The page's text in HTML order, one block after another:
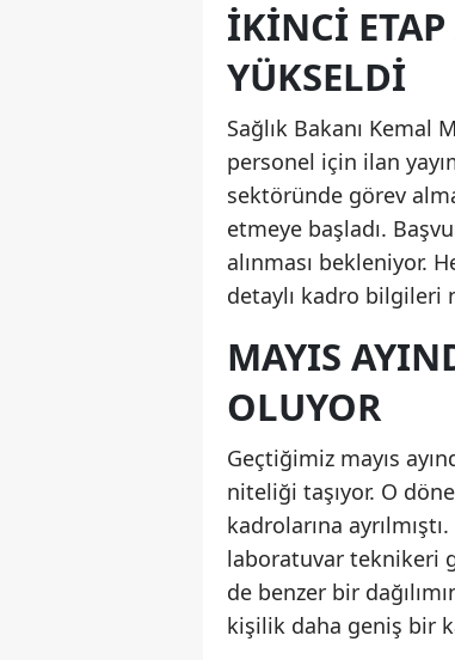
İKINCI
YÜKSELDI
Sağlık Bakanı Kemal
personel için ilan
sektöründe görev
etmeye başladı.
alınması bekleniyor.
detaylı kadro bilgileri
MAYIS
OLUYOR
Geçtiğimiz mayıs
niteliği taşıyor. O
kadrolarına
laboratuvar teknikeri
de benzer bir
kişilik daha geniş bir